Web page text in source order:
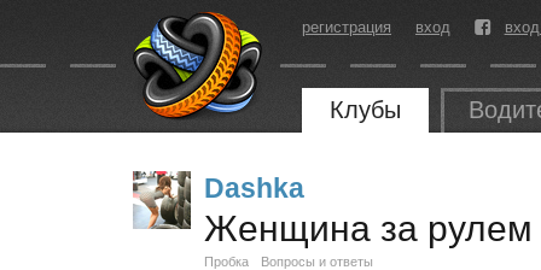
регистрация вход
Клубы
Dashka
Женщина за рулем
Пробка Вопросы и ответы